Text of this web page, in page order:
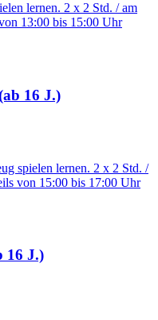
lernen. 2 x 2 Std. / am
13:00 bis 15:00 Uhr
16 J.)
spielen lernen. 2 x 2 Std. /
von 15:00 bis 17:00 Uhr
16 J.)